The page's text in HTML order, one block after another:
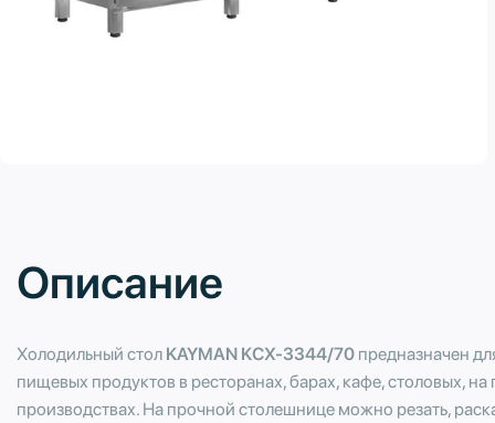
Описание
Холодильный стол KAYMAN KСХ-3344/70 предназначен
пищевых продуктов в ресторанах, барах, кафе, столовых,
производствах. На прочной столешнице можно резать,